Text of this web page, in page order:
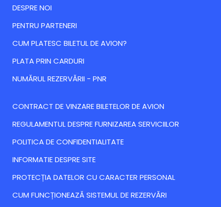
DESPRE NOI
PENTRU PARTENERI
CUM PLATESC BILETUL DE AVION?
PLATA PRIN CARDURI
NUMĂRUL REZERVĂRII - PNR
CONTRACT DE VINZARE BILETELOR DE AVION
REGULAMENTUL DESPRE FURNIZAREA SERVICIILOR
POLITICA DE CONFIDENTIALITATE
INFORMATIE DESPRE SITE
PROTECȚIA DATELOR CU CARACTER PERSONAL
CUM FUNCȚIONEAZĂ SISTEMUL DE REZERVĂRI